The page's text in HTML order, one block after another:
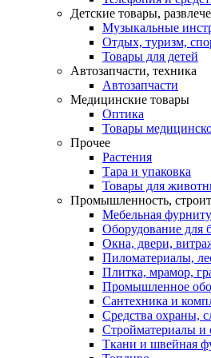
Детские товары,
Музыкальные
Отдых, туризм,
Товары для детей
Автозапчасти, техника
Автозапчасти
Медицинские товары
Оптика
Товары
Прочее
Растения
Тара и упаковка
Товары для
Промышленность,
Мебельная
Оборудование для
Окна, двери,
Пиломатериалы,
Плитка, мрамор,
Промышленное
Сантехника и
Средства охраны,
Стройматериалы и
Ткани и швейная